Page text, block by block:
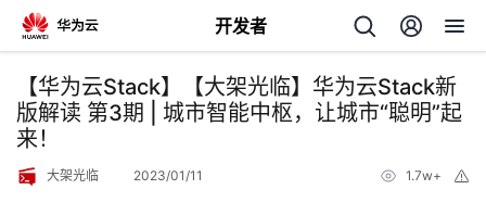
开发者
返
回
【华为云Stack】【大架光临】华为云Stack新
版解读 第3期 | 城市智能中枢，让城市“聪明”起
来！
大架光临 2023/01/11 1.7w+